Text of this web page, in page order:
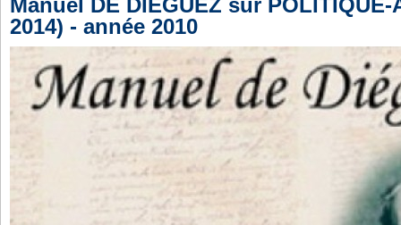
Manuel DE DIEGUEZ sur POLITIQUE-
2014) - année 2010